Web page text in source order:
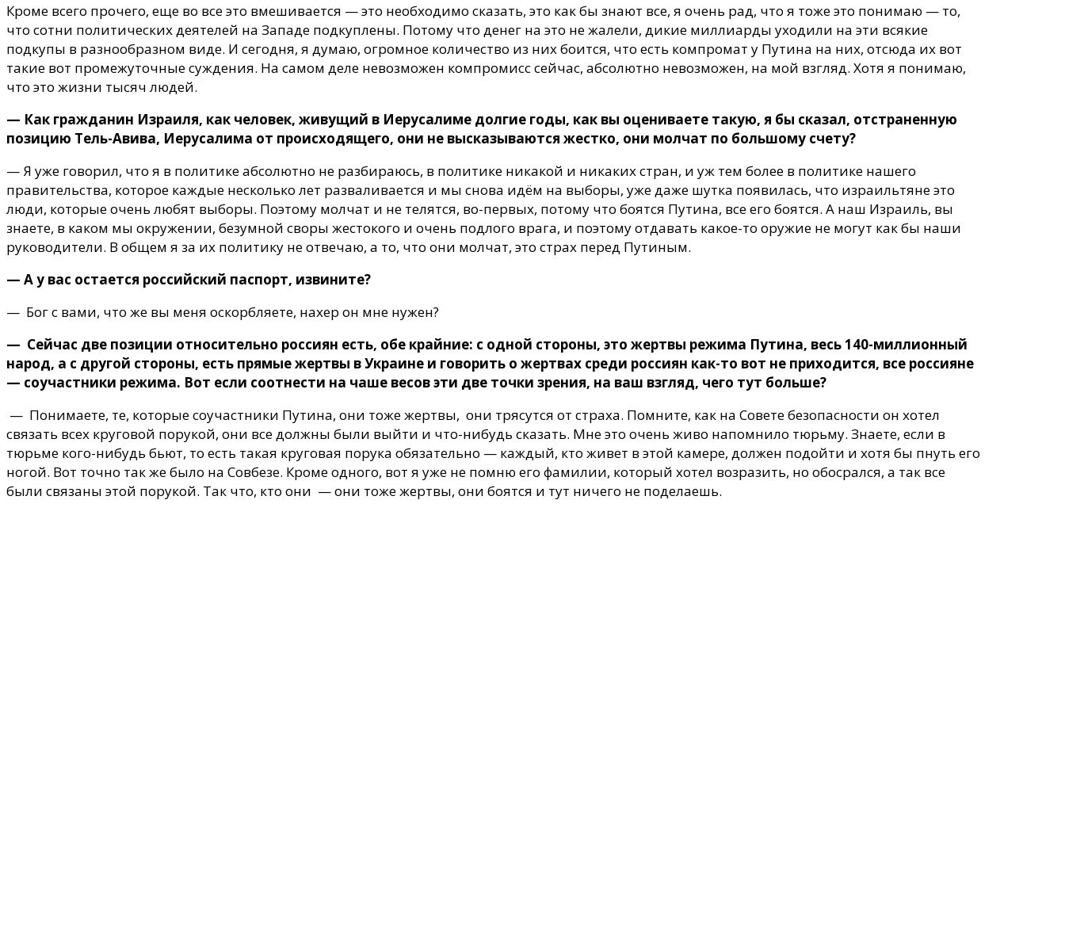
Кроме всего прочего, еще во все это вмешивается — это необходимо сказать, это как бы знают все, я очень рад, что я тоже это понимаю — то,
что сотни политических деятелей на Западе подкуплены. Потому что денег на это не жалели, дикие миллиарды уходили на эти всякие
подкупы в разнообразном виде. И сегодня, я думаю, огромное количество из них боится, что есть компромат у Путина на них, отсюда их вот
такие вот промежуточные суждения. На самом деле невозможен компромисс сейчас, абсолютно невозможен, на мой взгляд. Хотя я понимаю,
что это жизни тысяч людей.
— Как гражданин Израиля, как человек, живущий в Иерусалиме долгие годы, как вы оцениваете такую, я бы сказал, отстраненную
позицию Тель-Авива, Иерусалима от происходящего, они не высказываются жестко, они молчат по большому счету?
— Я уже говорил, что я в политике абсолютно не разбираюсь, в политике никакой и никаких стран, и уж тем более в политике нашего
правительства, которое каждые несколько лет разваливается и мы снова идём на выборы, уже даже шутка появилась, что израильтяне это
люди, которые очень любят выборы. Поэтому молчат и не телятся, во-первых, потому что боятся Путина, все его боятся. А наш Израиль, вы
знаете, в каком мы окружении, безумной своры жестокого и очень подлого врага, и поэтому отдавать какое-то оружие не могут как бы наши
руководители. В общем я за их политику не отвечаю, а то, что они молчат, это страх перед Путиным.
— А у вас остается российский паспорт, извините?
— Бог с вами, что же вы меня оскорбляете, нахер он мне нужен?
— Сейчас две позиции относительно россиян есть, обе крайние: с одной стороны, это жертвы режима Путина, весь 140-миллионный
народ, а с другой стороны, есть прямые жертвы в Украине и говорить о жертвах среди россиян как-то вот не приходится, все россияне
— соучастники режима. Вот если соотнести на чаше весов эти две точки зрения, на ваш взгляд, чего тут больше?
— Понимаете, те, которые соучастники Путина, они тоже жертвы, они трясутся от страха. Помните, как на Совете безопасности он хотел
связать всех круговой порукой, они все должны были выйти и что-нибудь сказать. Мне это очень живо напомнило тюрьму. Знаете, если в
тюрьме кого-нибудь бьют, то есть такая круговая порука обязательно — каждый, кто живет в этой камере, должен подойти и хотя бы пнуть его
ногой. Вот точно так же было на Совбезе. Кроме одного, вот я уже не помню его фамилии, который хотел возразить, но обосрался, а так все
были связаны этой порукой. Так что, кто они — они тоже жертвы, они боятся и тут ничего не поделаешь.